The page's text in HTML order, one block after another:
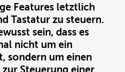
Features letztlich
Tastatur zu steuern.
sein, dass es
nicht um ein
sondern um einen